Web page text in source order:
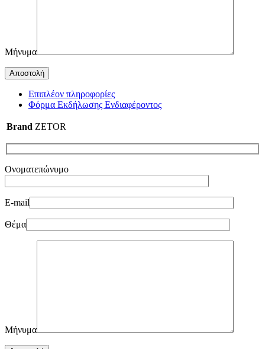
Μήνυμα
Επιπλέον πληροφορίες
Φόρμα Εκδήλωσης Ενδιαφέροντος
Brand ZETOR
Ονοματεπώνυμο
E-mail
Θέμα
Μήνυμα